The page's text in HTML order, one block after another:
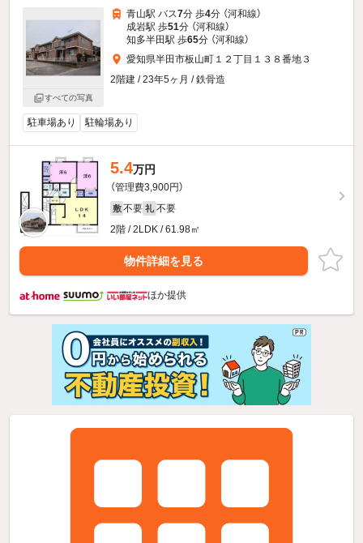
すべての写真
青山駅 バス7分 歩4分 （河和線）
成岩駅 歩51分 （河和線）
知多半田駅 歩65分 （河和線）
愛知県半田市板山町１２丁目１３８番地３
2階建 / 23年5ヶ月 / 鉄骨造
駐車場あり 駐輪場あり
5.4万円
（管理費3,900円）
敷 不要 礼 不要
2階 / 2LDK / 61.98㎡
物件詳細を見る
ほか提供